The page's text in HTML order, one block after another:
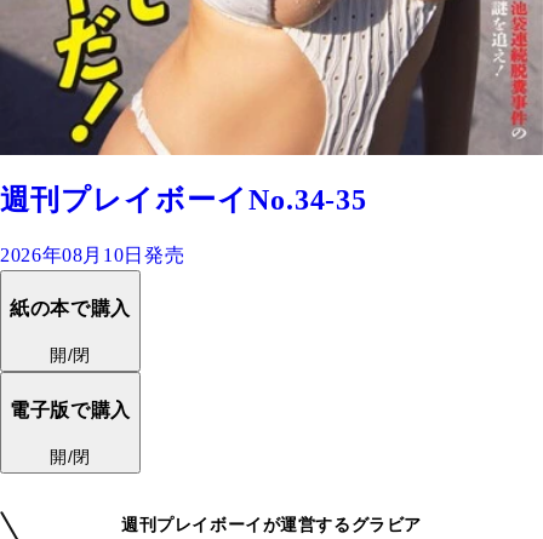
週刊プレイボーイNo.34-35
2026年08月10日発売
紙の本で購入
開/閉
電子版で購入
開/閉
週刊プレイボーイが運営するグラビア